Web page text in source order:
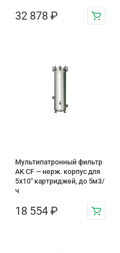
32 878 ₽
Мультипатронный фильтр
AK CF — нерж. корпус для
5х10″ картриджей, до 5м3/
ч
18 554 ₽